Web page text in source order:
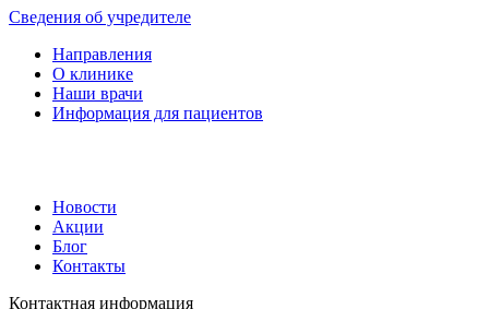
Сведения об учредителе
Направления
О клинике
Наши врачи
Информация для пациентов
Новости
Акции
Блог
Контакты
Контактная информация